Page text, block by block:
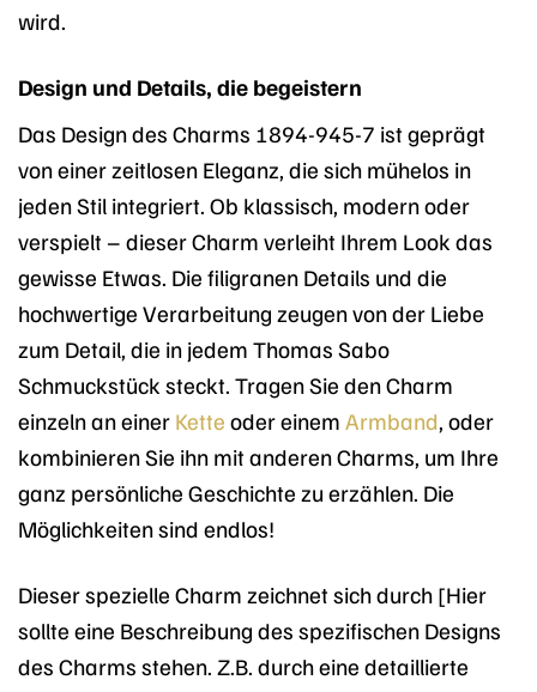
wird.
Design und Details, die begeistern
Das Design des Charms 1894-945-7 ist geprägt
von einer zeitlosen Eleganz, die sich mühelos in
jeden Stil integriert. Ob klassisch, modern oder
verspielt – dieser Charm verleiht Ihrem Look das
gewisse Etwas. Die filigranen Details und die
hochwertige Verarbeitung zeugen von der Liebe
zum Detail, die in jedem Thomas Sabo
Schmuckstück steckt. Tragen Sie den Charm
einzeln an einer Kette oder einem Armband, oder
kombinieren Sie ihn mit anderen Charms, um Ihre
ganz persönliche Geschichte zu erzählen. Die
Möglichkeiten sind endlos!
Dieser spezielle Charm zeichnet sich durch [Hier
sollte eine Beschreibung des spezifischen Designs
des Charms stehen. Z.B. durch eine detaillierte